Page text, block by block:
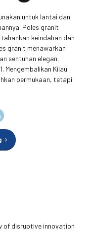
untuk lantai dan
Poles granit
keindahan dan
granit menawarkan
sentuhan elegan.
Mengembalikan Kilau
permukaan, tetapi
of disruptive innovation